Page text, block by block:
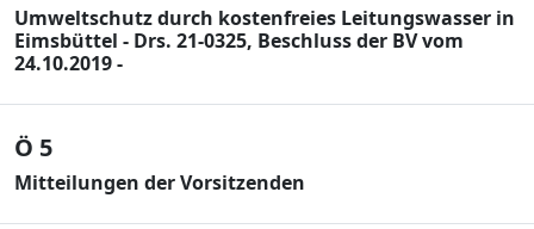
Umweltschutz durch kostenfreies Leitungswasser in
Eimsbüttel - Drs. 21-0325, Beschluss der BV vom
24.10.2019 -
Ö 5
Mitteilungen der Vorsitzenden